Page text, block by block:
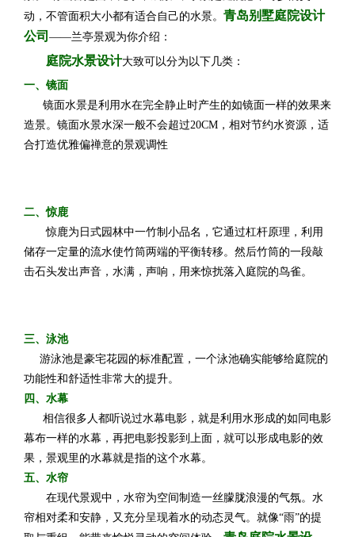
动，不管面积大小都有适合自己的水景。 青岛别墅庭院设计
公司 ——兰亭景观为你介绍：
庭院水景设计大致可以分为以下几类：
一、镜面
镜面水景是利用水在完全静止时产生的如镜面一样的效果来
造景。镜面水景水深一般不会超过20CM，相对节约水资源，适
合打造优雅偏禅意的景观调性
二、惊鹿
惊鹿为日式园林中一竹制小品名，它通过杠杆原理，利用
储存一定量的流水使竹筒两端的平衡转移。然后竹筒的一段敲
击石头发出声音，水满，声响，用来惊扰落入庭院的鸟雀。
三、泳池
游泳池是豪宅花园的标准配置，一个泳池确实能够给庭院的
功能性和舒适性非常大的提升。
四、水幕
相信很多人都听说过水幕电影，就是利用水形成的如同电影
幕布一样的水幕，再把电影投影到上面，就可以形成电影的效
果，景观里的水幕就是指的这个水幕。
五、水帘
在现代景观中，水帘为空间制造一丝朦胧浪漫的气氛。水
帘相对柔和安静，又充分呈现着水的动态灵气。就像“雨”的提